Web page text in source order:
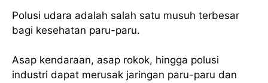
Polusi udara adalah salah satu musuh terbesar
bagi kesehatan paru-paru.
Asap kendaraan, asap rokok, hingga polusi
industri dapat merusak jaringan paru-paru dan